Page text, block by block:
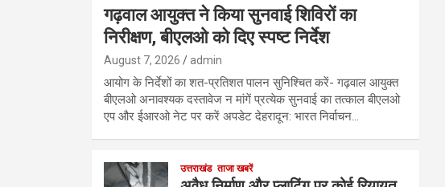
गढ़वाल आयुक्त ने किया सुनवाई शिविरों का
निरीक्षण, बीएलओ को दिए स्पष्ट निर्देश
August 7, 2026 admin
आयोग के निर्देशों का शत-प्रतिशत पालन सुनिश्चित करें- गढ़वाल आयुक्त
बीएलओ अनावश्यक दस्तावेज न मांगें प्रत्येक सुनवाई का तत्काल बीएलओ
एप और ईआरओ नेट पर करें अपडेट देहरादून: भारत निर्वाचन…
उत्तराखंड ताजा खबरें